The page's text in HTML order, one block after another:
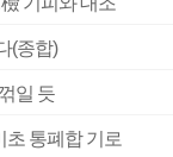
(종합)
일 듯
통폐합 기로